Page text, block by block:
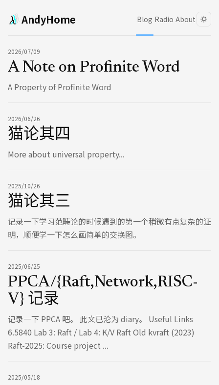
AndyHome Blog Radio About
2026/07/09
A Note on Profinite Word
A Property of Profinite Word
2026/06/26
猫论其四
More about universal property...
2025/10/26
猫论其三
记录一下学习范畴论的时候遇到的第一个稍微有点复杂的证
明，顺便学一下怎么画简单的交换图。
2025/06/25
PPCA/{Raft,Network,RISC-
V} 记录
记录一下 PPCA 吧。 此文已沦为 diary。 Useful Links
6.5840 Lab 3: Raft / Lab 4: K/V Raft Old kvraft (2023)
Raft-2025: Course project ...
2025/05/18